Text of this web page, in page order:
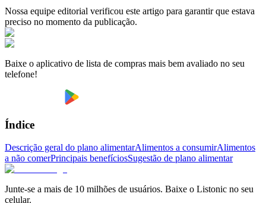
Nossa equipe editorial verificou este artigo para garantir que estava
preciso no momento da publicação.
Baixe o aplicativo de lista de compras mais bem avaliado no seu
telefone!
Índice
Descrição geral do plano alimentarAlimentos a consumirAlimentos
a não comerPrincipais benefíciosSugestão de plano alimentar
Junte-se a mais de 10 milhões de usuários. Baixe o Listonic no seu
celular.